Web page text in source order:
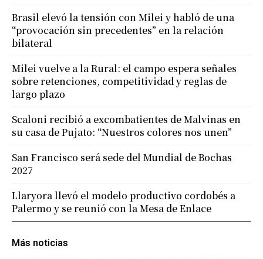
Más noticias
Brasil elevó la tensión con Milei y habló de una
“provocación sin precedentes” en la relación
bilateral
Milei vuelve a la Rural: el campo espera señales
sobre retenciones, competitividad y reglas de
largo plazo
Scaloni recibió a excombatientes de Malvinas en
su casa de Pujato: “Nuestros colores nos unen”
San Francisco será sede del Mundial de Bochas
2027
Llaryora llevó el modelo productivo cordobés a
Palermo y se reunió con la Mesa de Enlace